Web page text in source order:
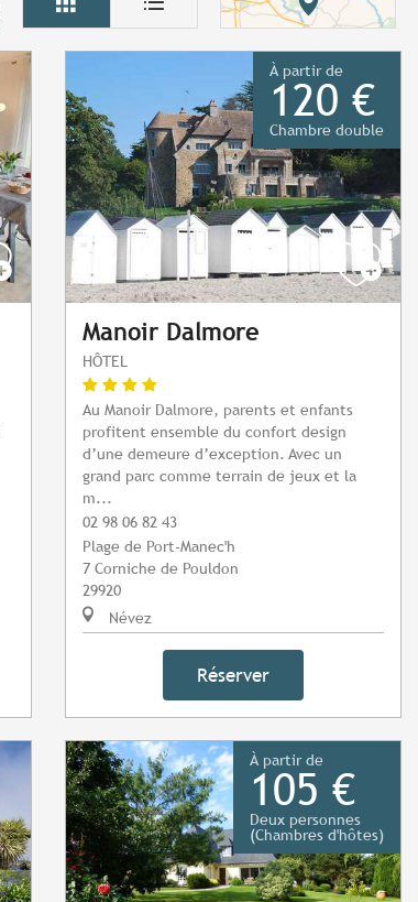
À partir de
120 €
Chambre double
Manoir Dalmore
HÔTEL
Au Manoir Dalmore, parents et enfants
profitent ensemble du confort design
d’une demeure d’exception. Avec un
grand parc comme terrain de jeux et la
m...
02 98 06 82 43
Plage de Port-Manec'h
7 Corniche de Pouldon
29920
Névez
Réserver
À partir de
105 €
Deux personnes
(Chambres d'hôtes)